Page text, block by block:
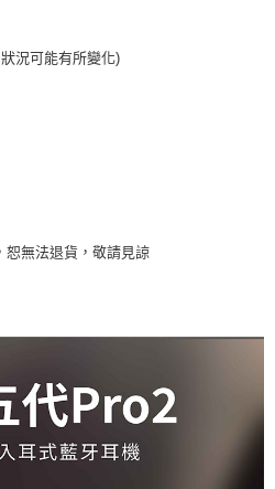
況可能有所變化)
無法退貨，敬請見諒